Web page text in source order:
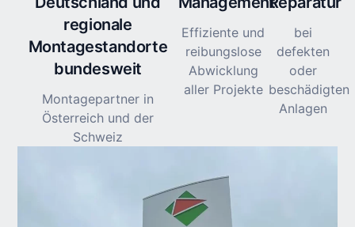
regionale
Montagestandorte
bundesweit
Montagepartner in
Österreich und der
Schweiz
Effiziente und
reibungslose
Abwicklung
aller Projekte
bei
defekten
oder
beschädigten
Anlagen